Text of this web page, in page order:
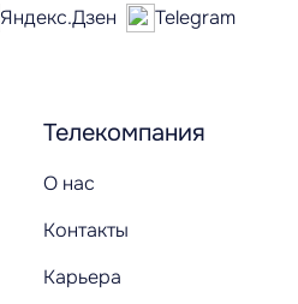
Телекомпания
О нас
Контакты
Карьера
Яндекс.Дзен
Telegram